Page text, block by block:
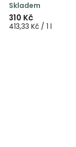
Skladem
310 Kč
413,33 Kč / 1 l